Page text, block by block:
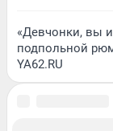
«Девчонки, вы
подпольной
YA62.RU